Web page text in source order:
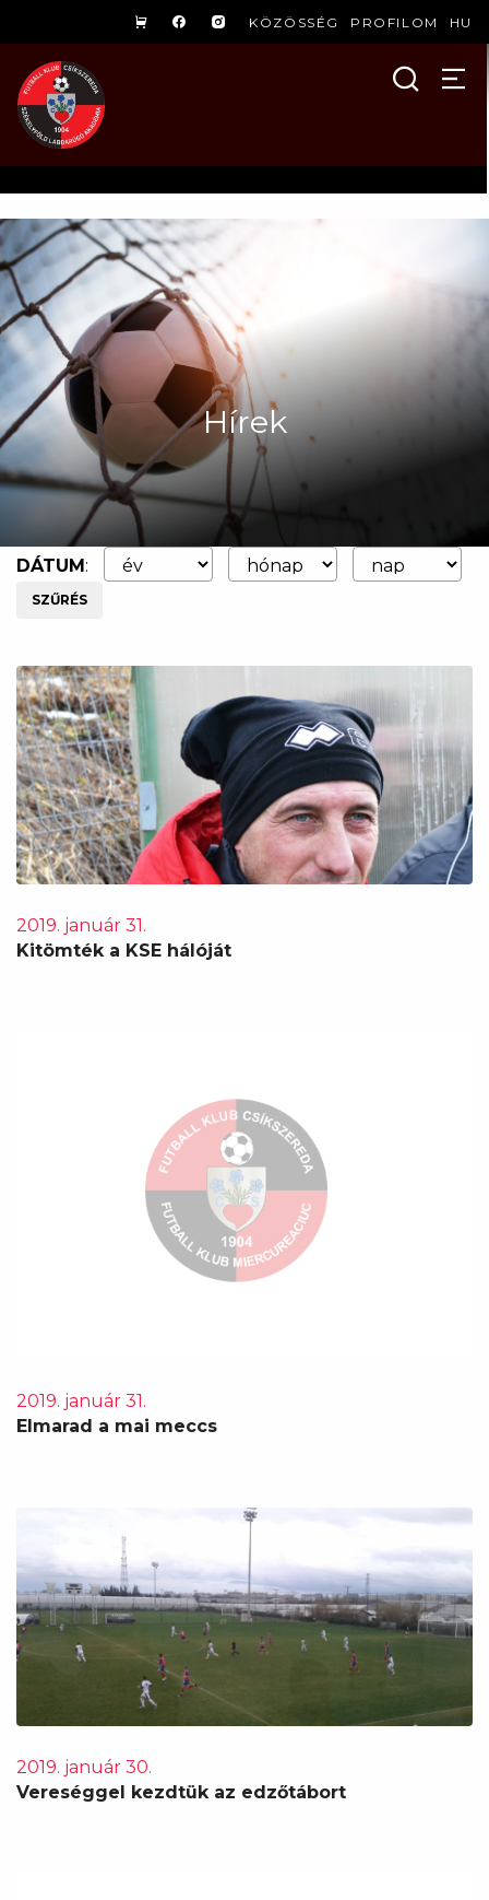
KÖZÖSSÉG PROFILOM HU
Hírek
DÁTUM:
SZŰRÉS
2019. január 31.
Kitömték a KSE hálóját
2019. január 31.
Elmarad a mai meccs
2019. január 30.
Vereséggel kezdtük az edzőtábort